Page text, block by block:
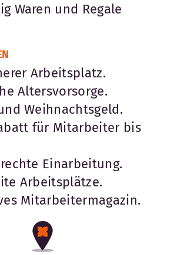
Waren und Regale
Arbeitsplatz.
Altersvorsorge.
Weihnachtsgeld.
für Mitarbeiter bis
Einarbeitung.
Arbeitsplätze.
Mitarbeitermagazin.